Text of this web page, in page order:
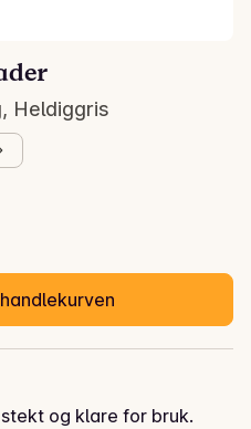
Heldiggris
og klare for bruk.